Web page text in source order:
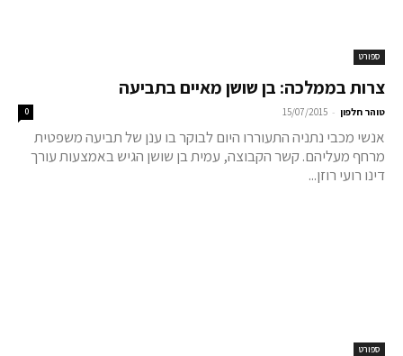
ספורט
צרות בממלכה: בן שושן מאיים בתביעה
טוהר חלפון -
15/07/2015
0
אנשי מכבי נתניה התעוררו היום לבוקר בו ענן של תביעה משפטית
מרחף מעליהם. קשר הקבוצה, עמית בן שושן הגיש באמצעות עורך
דינו רועי רוזן...
ספורט